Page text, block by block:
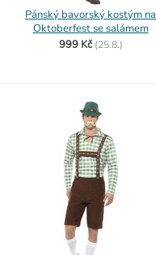
Pánský bavorský kostým na
Oktoberfest se salámem
999 Kč (25.8.)